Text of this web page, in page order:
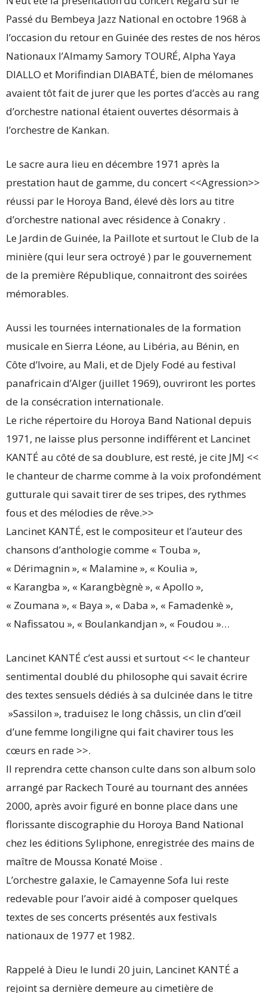
Passé du Bembeya Jazz National en octobre 1968 à
l’occasion du retour en Guinée des restes de nos héros
Nationaux l’Almamy Samory TOURÉ, Alpha Yaya
DIALLO et Morifindian DIABATÉ, bien de mélomanes
avaient tôt fait de jurer que les portes d’accès au rang
d’orchestre national étaient ouvertes désormais à
l’orchestre de Kankan.
Le sacre aura lieu en décembre 1971 après la
prestation haut de gamme, du concert <<Agression>>
réussi par le Horoya Band, élevé dès lors au titre
d’orchestre national avec résidence à Conakry .
Le Jardin de Guinée, la Paillote et surtout le Club de la
minière (qui leur sera octroyé ) par le gouvernement
de la première République, connaitront des soirées
mémorables.
Aussi les tournées internationales de la formation
musicale en Sierra Léone, au Libéria, au Bénin, en
Côte d’Ivoire, au Mali, et de Djely Fodé au festival
panafricain d’Alger (juillet 1969), ouvriront les portes
de la consécration internationale.
Le riche répertoire du Horoya Band National depuis
1971, ne laisse plus personne indifférent et Lancinet
KANTÉ au côté de sa doublure, est resté, je cite JMJ <<
le chanteur de charme comme à la voix profondément
gutturale qui savait tirer de ses tripes, des rythmes
fous et des mélodies de rêve.>>
Lancinet KANTÉ, est le compositeur et l’auteur des
chansons d’anthologie comme « Touba »,
« Dérimagnin », « Malamine », « Koulia »,
« Karangba », « Karangbègnè », « Apollo »,
« Zoumana », « Baya », « Daba », « Famadenkè »,
« Nafissatou », « Boulankandjan », « Foudou »…
Lancinet KANTÉ c’est aussi et surtout << le chanteur
sentimental doublé du philosophe qui savait écrire
des textes sensuels dédiés à sa dulcinée dans le titre
»Sassilon », traduisez le long châssis, un clin d’œil
d’une femme longiligne qui fait chavirer tous les
cœurs en rade >>.
Il reprendra cette chanson culte dans son album solo
arrangé par Rackech Touré au tournant des années
2000, après avoir figuré en bonne place dans une
florissante discographie du Horoya Band National
chez les éditions Syliphone, enregistrée des mains de
maître de Moussa Konaté Moïse .
L’orchestre galaxie, le Camayenne Sofa lui reste
redevable pour l’avoir aidé à composer quelques
textes de ses concerts présentés aux festivals
nationaux de 1977 et 1982.
Rappelé à Dieu le lundi 20 juin, Lancinet KANTÉ a
rejoint sa dernière demeure au cimetière de